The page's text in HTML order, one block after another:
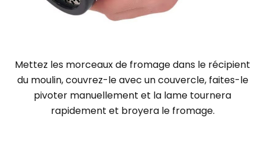
Mettez les morceaux de fromage dans le récipient
du moulin,couvrez-le avec un couvercle, faites-le
pivoter manuellement et la lame tournera
rapidement et broyera le fromage.